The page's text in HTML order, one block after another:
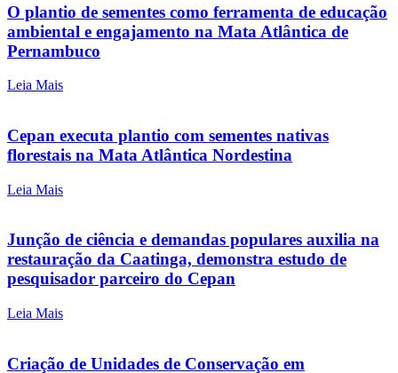
O plantio de sementes como ferramenta de educação
ambiental e engajamento na Mata Atlântica de
Pernambuco
Leia Mais
Cepan executa plantio com sementes nativas
florestais na Mata Atlântica Nordestina
Leia Mais
Junção de ciência e demandas populares auxilia na
restauração da Caatinga, demonstra estudo de
pesquisador parceiro do Cepan
Leia Mais
Criação de Unidades de Conservação em